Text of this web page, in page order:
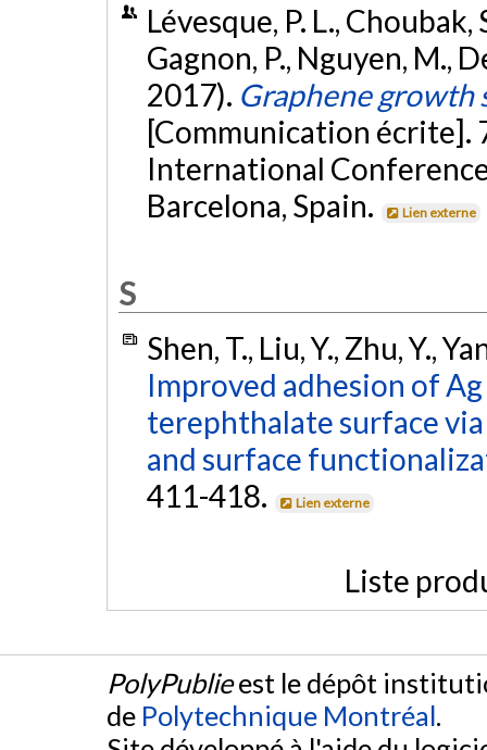
Lévesque, P. L., Choubak,
Gagnon, P., Nguyen, M.,
2017). Graphene growth
[Communication écrite].
International
Barcelona, Spain.
Lien externe
S
Shen, T., Liu, Y., Zhu, Y.,
Improved adhesion of
terephthalate surface
and surface
411-418.
Lien externe
Liste
PolyPublieest le dépôt
de Polytechnique Montréal.